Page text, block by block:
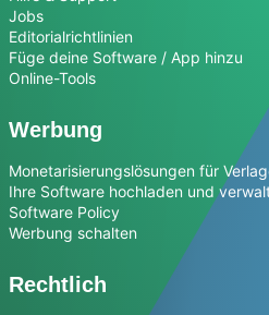
Jobs
Editorialrichtlinien
Füge deine Software / App hinzu
Online-Tools
Werbung
Monetarisierungslösungen für
Ihre Software hochladen und
Software Policy
Werbung schalten
Rechtlich